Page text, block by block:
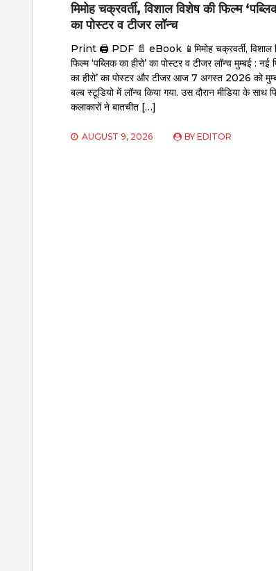
मिमोह चक्रवर्ती, विशाल विशेष की फिल्म
का पोस्टर व टीजर लॉन्च
Print 🖨 PDF 📄 eBook 📱मिमोह चक्रवर्ती, विशाल
फिल्म ‘पब्लिक का हीरो’ का पोस्टर व टीजर लॉन्च मुम्बई : नई
का हीरो’ का पोस्टर और टीजर आज 7 अगस्त 2026 को
बल्ब स्टूडियो में लॉन्च किया गया. उस दौरान मीडिया के साथ
कलाकारों ने बातचीत […]
AUGUST 9, 2026 BY EDITOR